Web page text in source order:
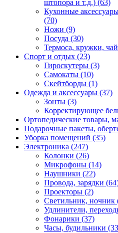
штопора и т.д.) (63)
Кухонные
(70)
Ножи (9)
Посуда (30)
Термоса, кружки,
Спорт и отдых (23)
Гироскутеры (3)
Самокаты (10)
Скейтборды (1)
Одежда и аксессуары (37)
Зонты (3)
Корректирующее
Ортопедические товары,
Подарочные пакеты,
Уборка помещений (35)
Электроника (247)
Колонки (26)
Микрофоны (14)
Наушники (22)
Провода, зарядки
Проекторы (2)
Светильник, ночник
Удлинители,
Фонарики (37)
Часы, будильники